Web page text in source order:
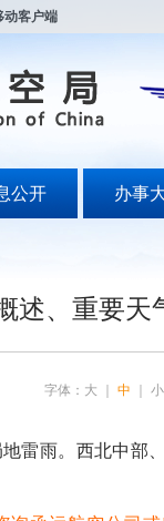
动客户端
公开 办事
述、重要天
字体： 大 ｜中 ｜小
雨。西北中部